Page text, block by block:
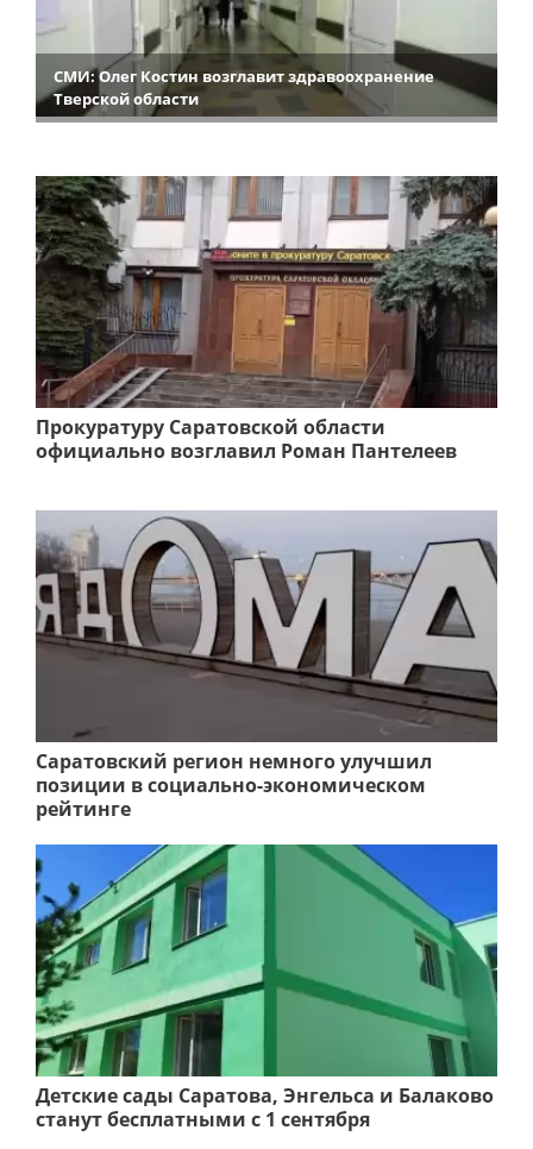
СМИ: Олег Костин возглавит здравоохранение
Тверской области
Прокуратуру Саратовской области
официально возглавил Роман Пантелеев
Саратовский регион немного улучшил
позиции в социально-экономическом
рейтинге
Детские сады Саратова, Энгельса и Балаково
станут бесплатными с 1 сентября